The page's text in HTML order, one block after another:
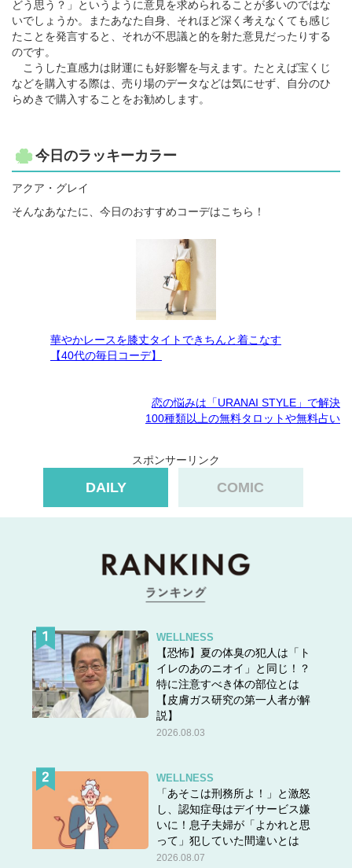
どう思う？」というように意見を求められることが多いのではな
いでしょうか。またあなた自身、それほど深く考えなくても感じ
たことを発言すると、それが不思議と的を射た意見だったりする
のです。
こうした直感力は財運にも好影響を与えます。たとえば宝くじ
などを購入する際は、売り場のデータなどは気にせず、自分のひ
らめきで購入することをお勧めします。
今日のラッキーカラー
アクア・グレイ
そんなあなたに、今日のおすすめコーデはこちら！
華やかレースを膝丈タイトできちんと着こなす
【40代の毎日コーデ】
恋の悩みは「URANAI STYLE」で解決
100種類以上の無料タロットや無料占い
スポンサーリンク
DAILY COMIC
WELLNESS
【恐怖】夏の体臭の犯人は「ト
イレのあのニオイ」と同じ！？
特に注意すべき体の部位とは
【皮膚ガス研究の第一人者が解
説】
2026.08.03
WELLNESS
「あそこは刑務所よ！」と激怒
し、認知症母はデイサービス嫌
いに！息子夫婦が「よかれと思
って」犯していた間違いとは
2026.08.07